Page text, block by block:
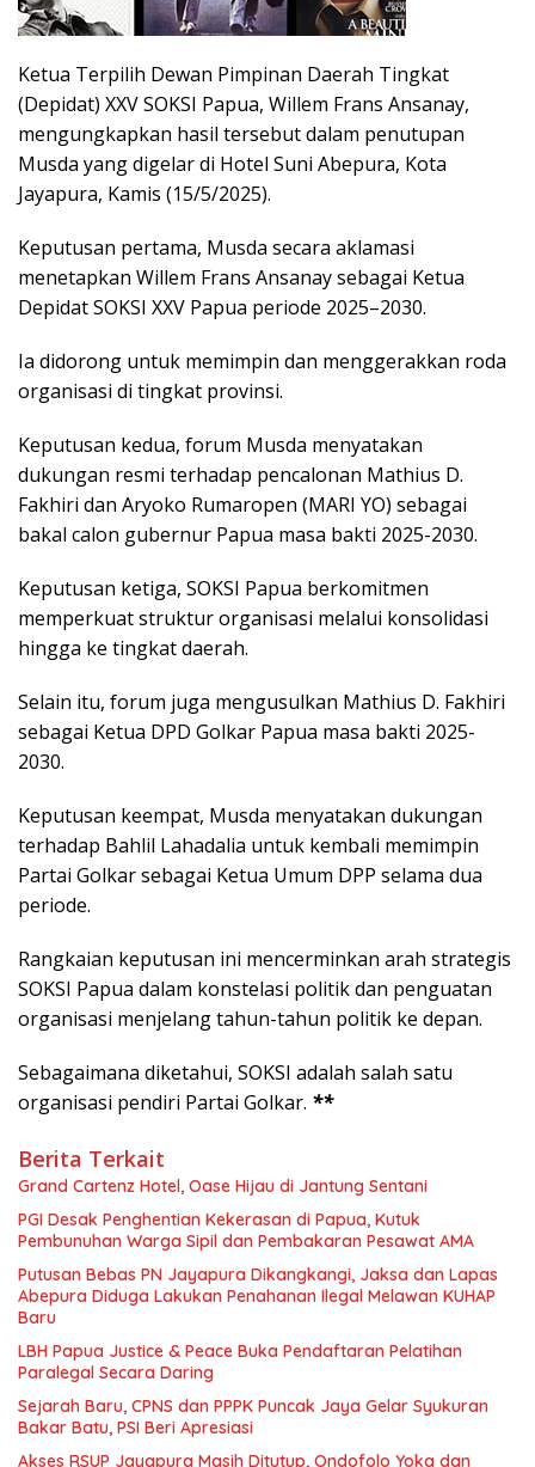
Ketua Terpilih Dewan Pimpinan Daerah Tingkat
(Depidat) XXV SOKSI Papua, Willem Frans Ansanay,
mengungkapkan hasil tersebut dalam penutupan
Musda yang digelar di Hotel Suni Abepura, Kota
Jayapura, Kamis (15/5/2025).
Keputusan pertama, Musda secara aklamasi
menetapkan Willem Frans Ansanay sebagai Ketua
Depidat SOKSI XXV Papua periode 2025–2030.
Ia didorong untuk memimpin dan menggerakkan roda
organisasi di tingkat provinsi.
Keputusan kedua, forum Musda menyatakan
dukungan resmi terhadap pencalonan Mathius D.
Fakhiri dan Aryoko Rumaropen (MARI YO) sebagai
bakal calon gubernur Papua masa bakti 2025-2030.
Keputusan ketiga, SOKSI Papua berkomitmen
memperkuat struktur organisasi melalui konsolidasi
hingga ke tingkat daerah.
Selain itu, forum juga mengusulkan Mathius D. Fakhiri
sebagai Ketua DPD Golkar Papua masa bakti 2025-
2030.
Keputusan keempat, Musda menyatakan dukungan
terhadap Bahlil Lahadalia untuk kembali memimpin
Partai Golkar sebagai Ketua Umum DPP selama dua
periode.
Rangkaian keputusan ini mencerminkan arah strategis
SOKSI Papua dalam konstelasi politik dan penguatan
organisasi menjelang tahun-tahun politik ke depan.
Sebagaimana diketahui, SOKSI adalah salah satu
organisasi pendiri Partai Golkar. **
Berita Terkait
Grand Cartenz Hotel, Oase Hijau di Jantung Sentani
PGI Desak Penghentian Kekerasan di Papua, Kutuk
Pembunuhan Warga Sipil dan Pembakaran Pesawat AMA
Putusan Bebas PN Jayapura Dikangkangi, Jaksa dan Lapas
Abepura Diduga Lakukan Penahanan Ilegal Melawan KUHAP
Baru
LBH Papua Justice & Peace Buka Pendaftaran Pelatihan
Paralegal Secara Daring
Sejarah Baru, CPNS dan PPPK Puncak Jaya Gelar Syukuran
Bakar Batu, PSI Beri Apresiasi
Akses RSUP Jayapura Masih Ditutup, Ondofolo Yoka dan